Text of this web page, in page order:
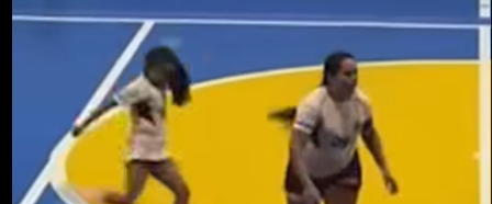
bebeği almak amacıyla işlenmiş olabileceği ihtimali
araştırılıyor. Ancak bunun henüz kanıtlanmış bir sonuç
değil, soruşturma kapsamında değerlendirilen bir ihtimal
olduğu belirtiliyor.
Ailenin açıklamasına göre Potosi bir kız çocuğu
bekliyordu. 12 Ağustos’ta dünyaya gelmesi beklenen
bebeğe “Alahia” adı verilmişti.